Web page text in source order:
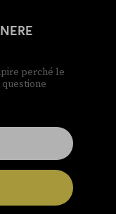
perché le
questione